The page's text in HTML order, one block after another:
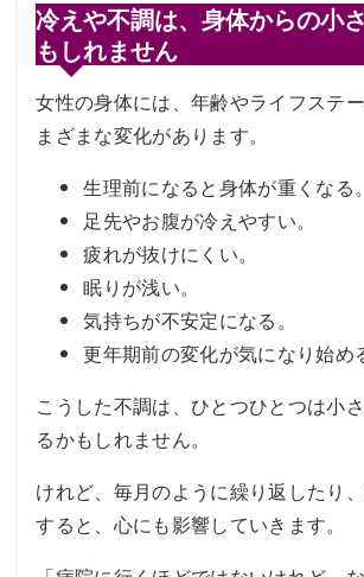
冷えや不調は、身体からの小
もしれません
女性の身体には、年齢やライフステ
まざまな変化があります。
生理前になると身体が重くなる。
足先やお腹が冷えやすい。
疲れが抜けにくい。
眠りが浅い。
気持ちが不安定になる。
更年期前の変化が気になり始め
こうした不調は、ひとつひとつは小
るかもしれません。
けれど、毎月のように繰り返したり
すると、心にも影響していきます。